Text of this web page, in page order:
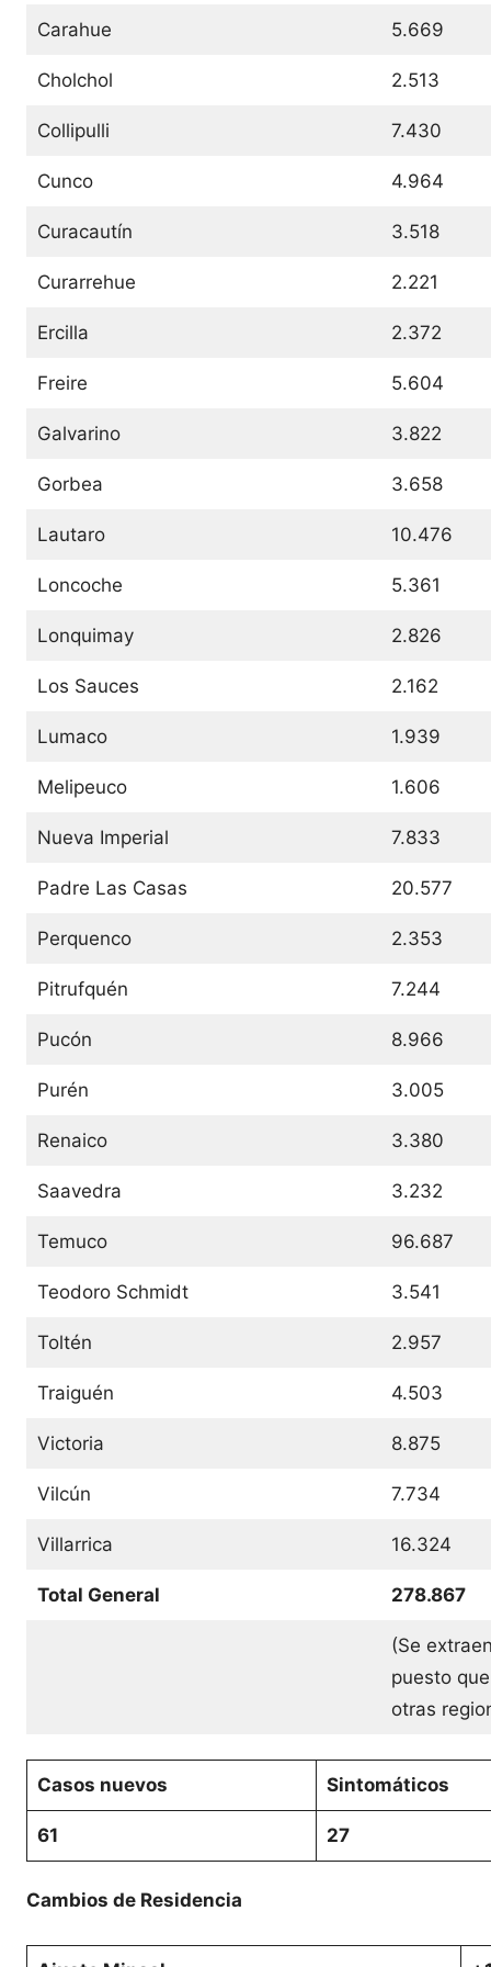
Carahue 5.669
Cholchol 2.513
Collipulli 7.430
Cunco 4.964
Curacautín 3.518
Curarrehue 2.221
Ercilla 2.372
Freire 5.604
Galvarino 3.822
Gorbea 3.658
Lautaro 10.476
Loncoche 5.361
Lonquimay 2.826
Los Sauces 2.162
Lumaco 1.939
Melipeuco 1.606
Nueva Imperial 7.833
Padre Las Casas 20.577
Perquenco 2.353
Pitrufquén 7.244
Pucón 8.966
Purén 3.005
Renaico 3.380
Saavedra 3.232
Temuco 96.687
Teodoro Schmidt 3.541
Toltén 2.957
Traiguén 4.503
Victoria 8.875
Vilcún 7.734
Villarrica 16.324
Total General 278.867
(Se
puesto
otras
Casos nuevos Sintomáticos
61 27
Cambios de Residencia